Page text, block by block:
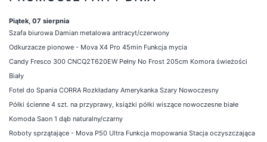
Piątek, 07 sierpnia
Szafa biurowa Damian metalowa antracyt/czerwony
Odkurzacze pionowe - Mova X4 Pro 45min Funkcja mycia
Candy Fresco 300 CNCQ2T620EW Pełny No Frost 205cm Komora świeżości
Biały
Fotel do Spania CORRA Rozkładany Amerykanka Szary Nowoczesny
Półki ścienne 4 szt. na przyprawy, książki półki wiszące nowoczesne białe
Komoda Saon 1 dąb naturalny/czarny
Roboty sprzątające - Mova P50 Ultra Funkcja mopowania Stacja oczyszczająca